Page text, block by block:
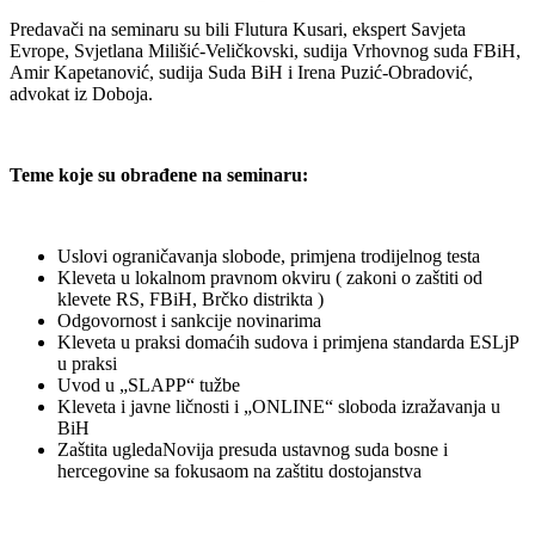
Predavači na seminaru su bili Flutura Kusari, ekspert Savjeta
Evrope, Svjetlana Milišić-Veličkovski, sudija Vrhovnog suda FBiH,
Amir Kapetanović, sudija Suda BiH i Irena Puzić-Obradović,
advokat iz Doboja.
Teme koje su obrađene na seminaru:
Uslovi ograničavanja slobode, primjena trodijelnog testa
Kleveta u lokalnom pravnom okviru ( zakoni o zaštiti od
klevete RS, FBiH, Brčko distrikta )
Odgovornost i sankcije novinarima
Kleveta u praksi domaćih sudova i primjena standarda ESLjP
u praksi
Uvod u „SLAPP“ tužbe
Kleveta i javne ličnosti i „ONLINE“ sloboda izražavanja u
BiH
Zaštita ugledaNovija presuda ustavnog suda bosne i
hercegovine sa fokusaom na zaštitu dostojanstva